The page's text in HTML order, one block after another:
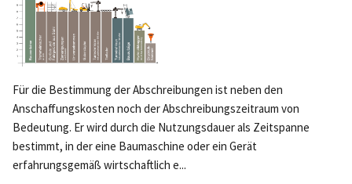
Für die Bestimmung der Abschreibungen ist neben den
Anschaffungskosten noch der Abschreibungszeitraum von
Bedeutung. Er wird durch die Nutzungsdauer als Zeitspanne
bestimmt, in der eine Baumaschine oder ein Gerät
erfahrungsgemäß wirtschaftlich e...